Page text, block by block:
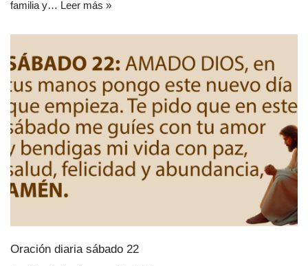
familia y… Leer más »
Oración diaria sábado 22